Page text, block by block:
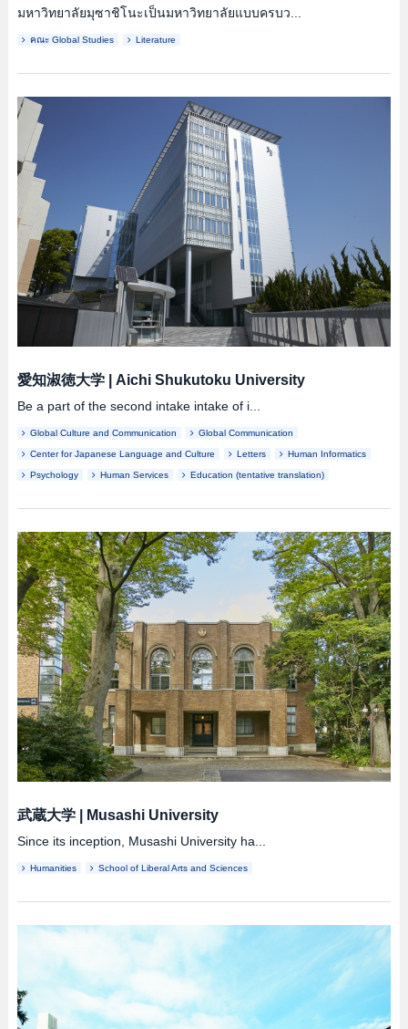
มหาวิทยาลัยมุซาชิโนะเป็นมหาวิทยาลัยแบบครบว...
คณะ Global Studies Literature
愛知淑徳大学| Aichi Shukutoku University
Be a part of the second intake intake of i...
Global Culture and Communication Global Communication
Center for Japanese Language and Culture Letters Human Informatics
Psychology Human Services Education (tentative translation)
武蔵大学| Musashi University
Since its inception, Musashi University ha...
Humanities School of Liberal Arts and Sciences